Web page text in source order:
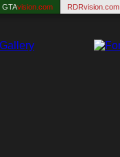
GTAvision.com RDRvision.com